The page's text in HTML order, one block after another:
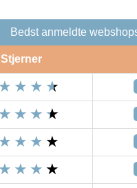
Bedst anmeldte
Stjerner